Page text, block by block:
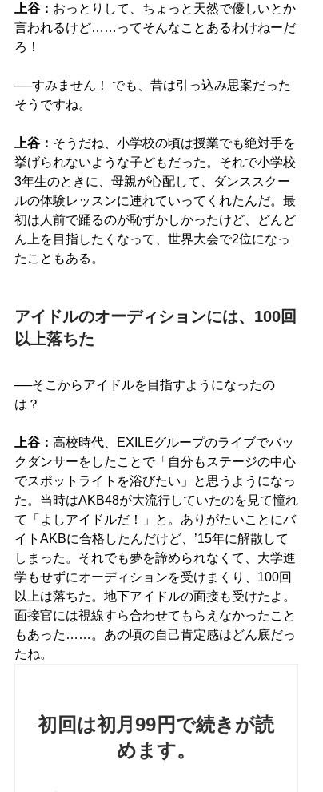
上谷： おっとりして、ちょっと天然で優しいとか
言われるけど……ってそんなことあるわけねーだ
ろ！
──すみません！ でも、昔は引っ込み思案だった
そうですね。
上谷： そうだね、小学校の頃は授業でも絶対手を
挙げられないような子どもだった。それで小学校
3年生のときに、母親が心配して、ダンススクー
ルの体験レッスンに連れていってくれたんだ。最
初は人前で踊るのが恥ずかしかったけど、どんど
ん上を目指したくなって、世界大会で2位になっ
たこともある。
アイドルのオーディションには、100回
以上落ちた
──そこからアイドルを目指すようになったの
は？
上谷： 高校時代、EXILEグループのライブでバッ
クダンサーをしたことで「自分もステージの中心
でスポットライトを浴びたい」と思うようになっ
た。当時はAKB48が大流行していたのを見て憧れ
て「よしアイドルだ！」と。ありがたいことにバ
イトAKBに合格したんだけど、’15年に解散して
しまった。それでも夢を諦められなくて、大学進
学もせずにオーディションを受けまくり、100回
以上は落ちた。地下アイドルの面接も受けたよ。
面接官には視線すら合わせてもらえなかったこと
もあった……。あの頃の自己肯定感はどん底だっ